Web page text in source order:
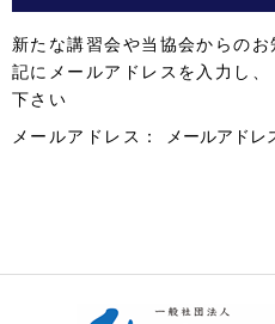
新たな講習会や当協会からの
記にメールアドレスを入力し
下さい
メールアドレス：